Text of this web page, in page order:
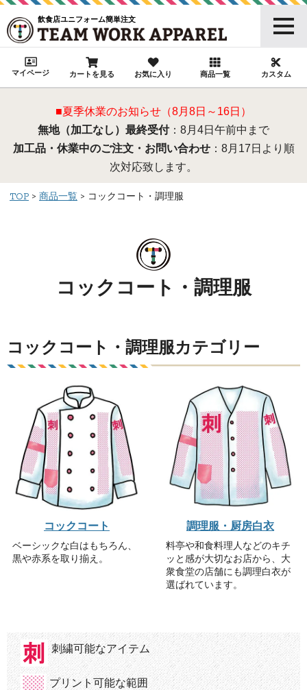
飲食店ユニフォーム簡単注文
マイページ カートを見る お気に入り 商品一覧 カスタム
■夏季休業のお知らせ（8月8日～16日）
無地（加工なし）最終受付：8月4日午前中まで
加工品・休業中のご注文・お問い合わせ：8月17日より順
次対応致します。
TOP 商品一覧 コックコート・調理服
コックコート・調理服
コックコート・調理服カテゴリー
コックコート
ベーシックな白はもちろん、
黒や赤系を取り揃え。
調理服・厨房白衣
料亭や和食料理人などのキチ
ッと感が大切なお店から、大
衆食堂の店舗にも調理白衣が
選ばれています。
刺繍可能なアイテム
プリント可能な範囲